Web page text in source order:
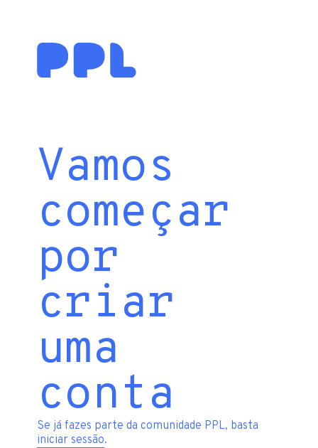
Vamos
começar
por
criar
uma
conta
Se já fazes parte da comunidade PPL, basta
iniciar sessão.